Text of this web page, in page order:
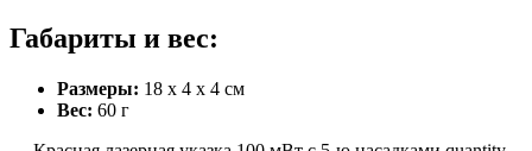
Габариты и вес:
Размеры: 18 x 4 x 4 см
Вес: 60 г